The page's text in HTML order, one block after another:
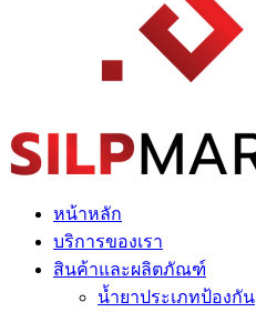
หน้าหลัก
บริการของเรา
สินค้าและผลิตภัณฑ์
น้ำยาประเภทป้องกัน